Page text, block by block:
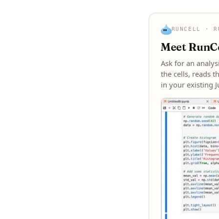
RUNCELL ·
Meet
Ask for an
the cells, reads
in your existing